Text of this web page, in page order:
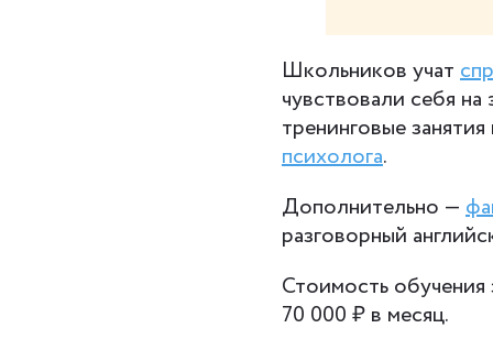
Школьников учат
чувствовали себя
тренинговые
психолога.
Дополнительно —
разговорный
Стоимость
70 000 ₽ в месяц.